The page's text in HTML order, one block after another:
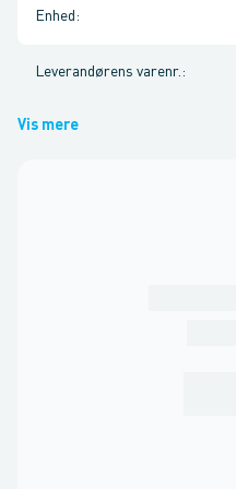
Enhed :
Leverandørens varenr. :
Vis mere